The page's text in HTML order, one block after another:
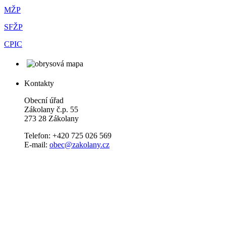
MŽP
SFŽP
CPIC
Kontakty
Obecní úřad
Zákolany č.p. 55
273 28 Zákolany
Telefon: +420 725 026 569
E-mail: obec@zakolany.cz